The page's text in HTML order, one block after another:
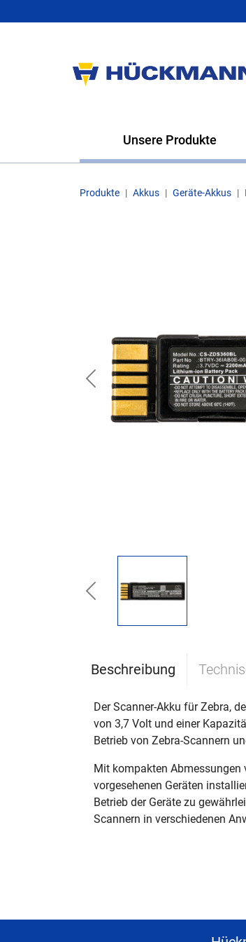
Unsere Produkte
Produkte Akkus Geräte-Akkus
Previous
Previous
Beschreibung
Der Scanner-Akku für Zebra,
von 3,7 Volt und einer
Betrieb von Zebra-Scannern
Mit kompakten Abmessungen
vorgesehenen Geräten
Betrieb der Geräte zu
Scannern in verschiedenen